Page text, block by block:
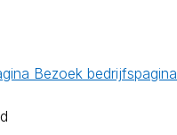
Bezoek bedrijfspagina